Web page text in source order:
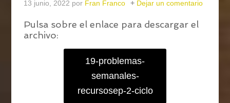
13 junio, 2022 por Fran Franco Dejar un comentario
Pulsa sobre el enlace para descargar el
archivo:
19-problemas-
semanales-
recursosep-2-ciclo